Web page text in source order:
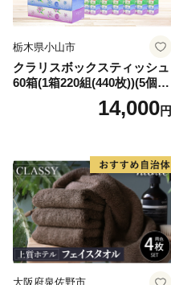
栃木県小山市
クラリスボックスティッシュ
60箱(1箱220組(440枚))(5個入
り×12セット)【1256759】
14,000円
大阪府泉佐野市